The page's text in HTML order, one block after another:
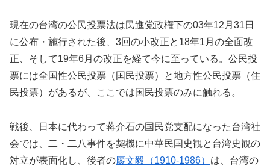
現在の台湾の公民投票法は民進党政権下の03年12月31日
に公布・施行された後、3回の小改正と18年1月の全面改
正、そして19年6月の改正を経て今に至っている。公民投
票には全国性公民投票（国民投票）と地方性公民投票（住
民投票）があるが、ここでは国民投票のみに触れる。
戦後、日本に代わって蒋介石の国民党支配になった台湾社
会では、二・二八事件を契機に中華民国史観と台湾史観の
対立が表面化し、後者の廖文毅（1910-1986） は、台湾の